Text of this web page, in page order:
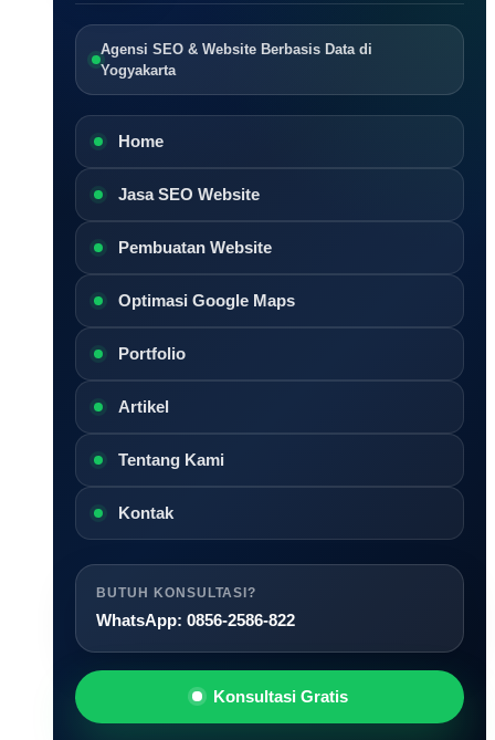
Agensi SEO & Website Berbasis Data di
Yogyakarta
Home
Jasa SEO Website
Pembuatan Website
Optimasi Google Maps
Portfolio
Artikel
Tentang Kami
Kontak
BUTUH KONSULTASI?
WhatsApp: 0856-2586-822
Konsultasi Gratis